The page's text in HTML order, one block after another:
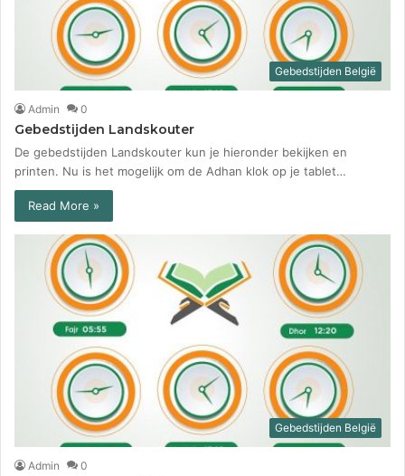
Gebedstijden België
Admin 0
Gebedstijden Landskouter
De gebedstijden Landskouter kun je hieronder bekijken en
printen. Nu is het mogelijk om de Adhan klok op je tablet…
Read More »
Gebedstijden België
Admin 0